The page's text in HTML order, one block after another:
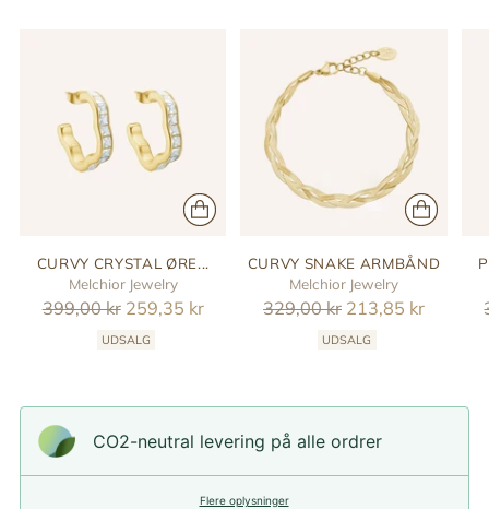
CURVY CRYSTAL ØRE...
Melchior Jewelry
Reguler
399,00 kr 259,35 kr
UDSALG
CURVY SNAKE ARMBÅND
Melchior Jewelry
Reguler
329,00 kr 213,85 kr
UDSALG
CO2-neutral levering på alle ordrer
Flere oplysninger